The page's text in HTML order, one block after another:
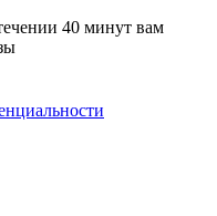
40 минут вам